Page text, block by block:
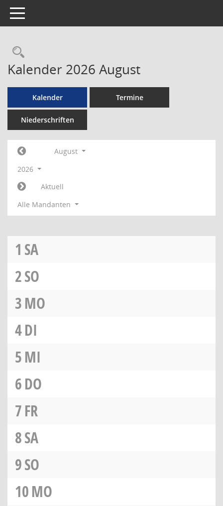
Toggle navigation
Rechercheauswahl
Kalender 2026 August
Kalender Termine
Niederschriften
August
2026
Aktuell
Alle Mandanten
1 SA
2SO
3MO
4DI
5MI
6DO
7FR
8SA
9SO
10MO